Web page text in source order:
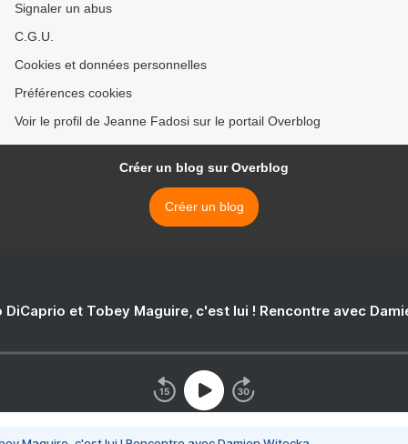
Signaler un abus
C.G.U.
Cookies et données personnelles
Préférences cookies
Voir le profil de Jeanne Fadosi sur le portail Overblog
Créer un blog sur Overblog
Créer un blog
DiCaprio et Tobey Maguire, c'est lui ! Rencontre avec